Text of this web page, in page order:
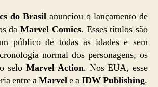
do Brasil anunciou o lançamento de
da Marvel Comics. Esses títulos são
público de todas as idades e sem
normal dos personagens, os
selo Marvel Action. Nos EUA, esse
entre aMarvele aIDW Publishing.